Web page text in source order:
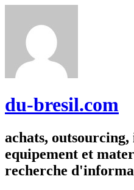
du-bresil.com
achats,
equipement et
recherche